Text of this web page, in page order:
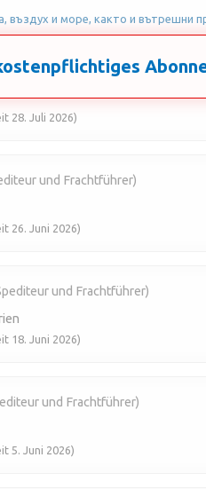
въздух и море, както и вътрешни
28. Juli 2026)
und Frachtführer)
26. Juni 2026)
und Frachtführer)
18. Juni 2026)
und Frachtführer)
5. Juni 2026)